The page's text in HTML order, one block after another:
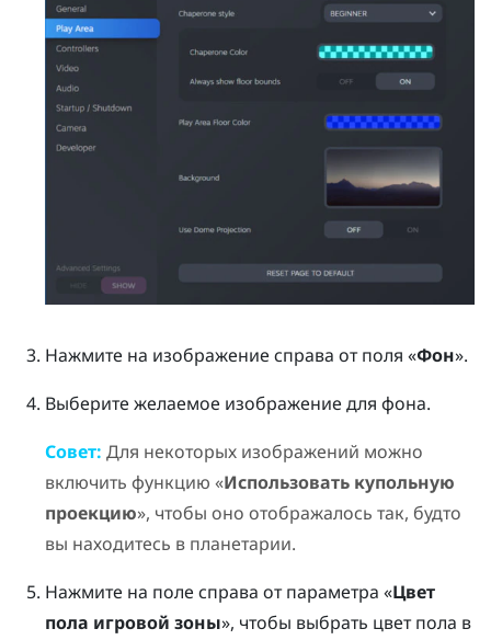
Нажмите на изображение справа от поля «Фон».
Выберите желаемое изображение для фона.
Совет: Для некоторых изображений можно
включить функцию «Использовать купольную
проекцию», чтобы оно отображалось так, будто
вы находитесь в планетарии.
Нажмите на поле справа от параметра «Цвет
пола игровой зоны», чтобы выбрать цвет пола в